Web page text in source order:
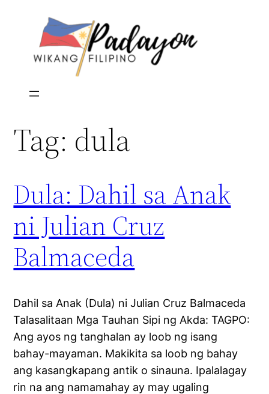
Tag: dula
Dula: Dahil sa Anak
ni Julian Cruz
Balmaceda
Dahil sa Anak (Dula) ni Julian Cruz Balmaceda
Talasalitaan Mga Tauhan Sipi ng Akda: TAGPO:
Ang ayos ng tanghalan ay loob ng isang
bahay-mayaman. Makikita sa loob ng bahay
ang kasangkapang antik o sinauna. Ipalalagay
rin na ang namamahay ay may ugaling